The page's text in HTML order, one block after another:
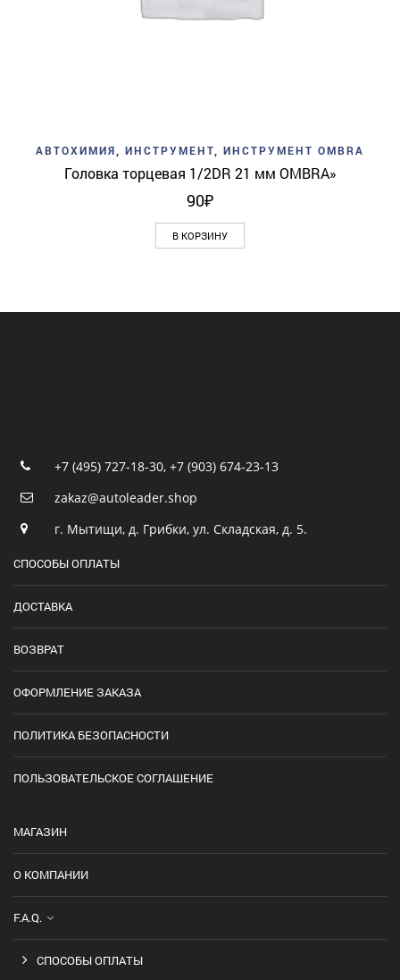
АВТОХИМИЯ ИНСТРУМЕНТ ИНСТРУМЕНТ OMBRA
Головка торцевая 1/2DR 21 мм OMBRA»
90₽
В КОРЗИНУ
+7 (495) 727-18-30, +7 (903) 674-23-13
zakaz@autoleader.shop
г. Мытищи, д. Грибки, ул. Складская, д. 5.
СПОСОБЫ ОПЛАТЫ
ДОСТАВКА
ВОЗВРАТ
ОФОРМЛЕНИЕ ЗАКАЗА
ПОЛИТИКА БЕЗОПАСНОСТИ
ПОЛЬЗОВАТЕЛЬСКОЕ СОГЛАШЕНИЕ
МАГАЗИН
О КОМПАНИИ
F.A.Q.
СПОСОБЫ ОПЛАТЫ